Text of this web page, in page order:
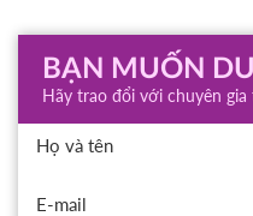
BẠN MUỐN
Hãy trao đổi với chuyên gia
Họ và tên
E-mail